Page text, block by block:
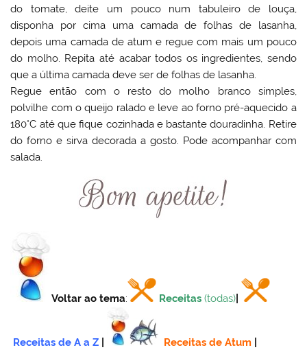
do tomate, deite um pouco num tabuleiro de louça,
disponha por cima uma camada de folhas de lasanha,
depois uma camada de atum e regue com mais um pouco
do molho. Repita até acabar todos os ingredientes, sendo
que a última camada deve ser de folhas de lasanha.
Regue então com o resto do molho branco simples,
polvilhe com o queijo ralado e leve ao forno pré-aquecido a
180°C até que fique cozinhada e bastante douradinha. Retire
do forno e sirva decorada a gosto. Pode acompanhar com
salada.
Voltar ao tema: Receitas (todas)
Receitas de A a Z Receitas de Atum